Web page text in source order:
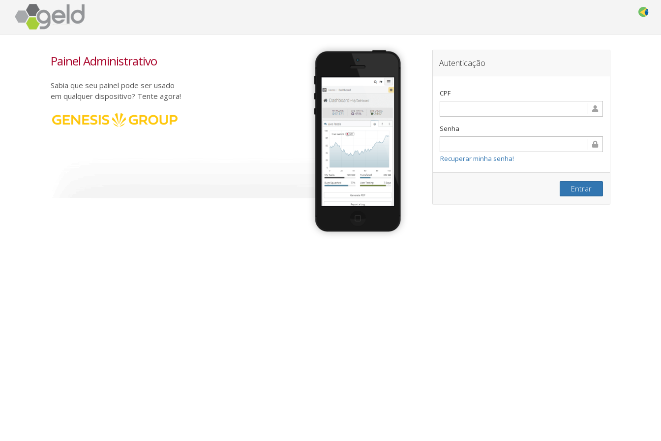
Painel Administrativo
Sabia que seu painel pode ser usado
em qualquer dispositivo? Tente agora!
Autenticação
CPF
Senha
Recuperar minha senha!
Entrar